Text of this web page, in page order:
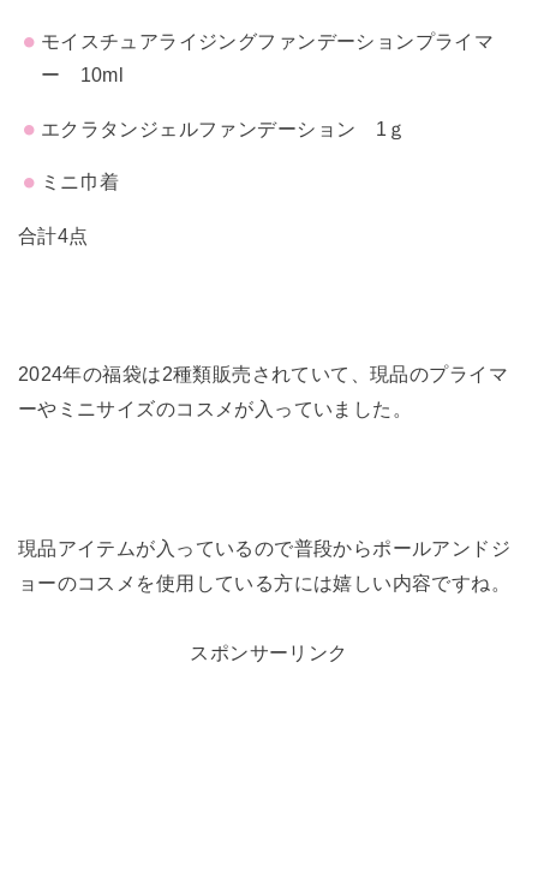
モイスチュアライジングファンデーションプライマ
ー 10ml
エクラタンジェルファンデーション 1ｇ
ミニ巾着
合計4点
2024年の福袋は2種類販売されていて、現品のプライマ
ーやミニサイズのコスメが入っていました。
現品アイテムが入っているので普段からポールアンドジ
ョーのコスメを使用している方には嬉しい内容ですね。
スポンサーリンク